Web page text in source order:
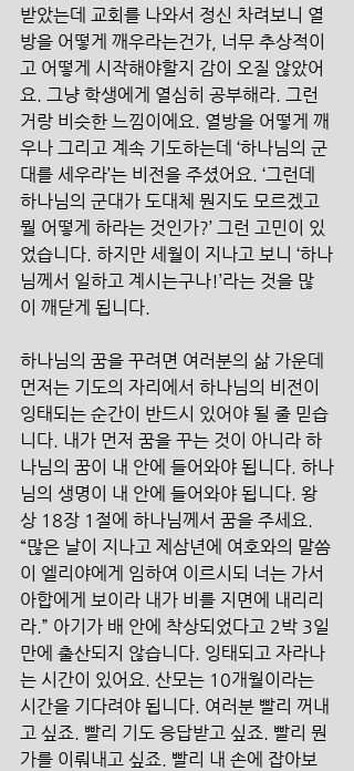
받았는데 교회를 나와서 정신 차려보니 열
방을 어떻게 깨우라는건가, 너무 추상적이
고 어떻게 시작해야할지 감이 오질 않았어
요. 그냥 학생에게 열심히 공부해라. 그런
거랑 비슷한 느낌이에요. 열방을 어떻게 깨
우나 그리고 계속 기도하는데 ‘하나님의 군
대를 세우라’는 비전을 주셨어요. ‘그런데
하나님의 군대가 도대체 뭔지도 모르겠고
뭘 어떻게 하라는 것인가?’ 그런 고민이 있
었습니다. 하지만 세월이 지나고 보니 ‘하나
님께서 일하고 계시는구나!’라는 것을 많
이 깨닫게 됩니다.
하나님의 꿈을 꾸려면 여러분의 삶 가운데
먼저는 기도의 자리에서 하나님의 비전이
잉태되는 순간이 반드시 있어야 될 줄 믿습
니다. 내가 먼저 꿈을 꾸는 것이 아니라 하
나님의 꿈이 내 안에 들어와야 됩니다. 하나
님의 생명이 내 안에 들어와야 됩니다. 왕
상 18장 1절에 하나님께서 꿈을 주세요.
“많은 날이 지나고 제삼년에 여호와의 말씀
이 엘리야에게 임하여 이르시되 너는 가서
아합에게 보이라 내가 비를 지면에 내리리
라.” 아기가 배 안에 착상되었다고 2박 3일
만에 출산되지 않습니다. 잉태되고 자라나
는 시간이 있어요. 산모는 10개월이라는
시간을 기다려야 됩니다. 여러분 빨리 꺼내
고 싶죠. 빨리 기도 응답받고 싶죠. 빨리 뭔
가를 이뤄내고 싶죠. 빨리 내 손에 잡아보